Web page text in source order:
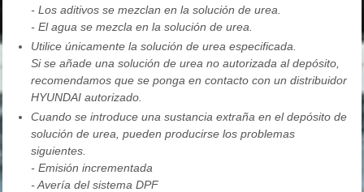
- Los aditivos se mezclan en la solución de urea.
- El agua se mezcla en la solución de urea.
Utilice únicamente la solución de urea especificada.
Si se añade una solución de urea no autorizada al depósito,
recomendamos que se ponga en contacto con un distribuidor
HYUNDAI autorizado.
Cuando se introduce una sustancia extraña en el depósito de
solución de urea, pueden producirse los problemas
siguientes.
- Emisión incrementada
- Avería del sistema DPF